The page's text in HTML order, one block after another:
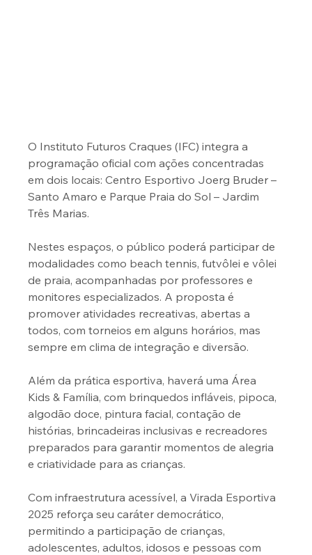
O Instituto Futuros Craques (IFC) integra a
programação oficial com ações concentradas
em dois locais: Centro Esportivo Joerg Bruder –
Santo Amaro e Parque Praia do Sol – Jardim
Três Marias.
Nestes espaços, o público poderá participar de
modalidades como beach tennis, futvôlei e vôlei
de praia, acompanhadas por professores e
monitores especializados. A proposta é
promover atividades recreativas, abertas a
todos, com torneios em alguns horários, mas
sempre em clima de integração e diversão.
Além da prática esportiva, haverá uma Área
Kids & Família, com brinquedos infláveis, pipoca,
algodão doce, pintura facial, contação de
histórias, brincadeiras inclusivas e recreadores
preparados para garantir momentos de alegria
e criatividade para as crianças.
Com infraestrutura acessível, a Virada Esportiva
2025 reforça seu caráter democrático,
permitindo a participação de crianças,
adolescentes, adultos, idosos e pessoas com